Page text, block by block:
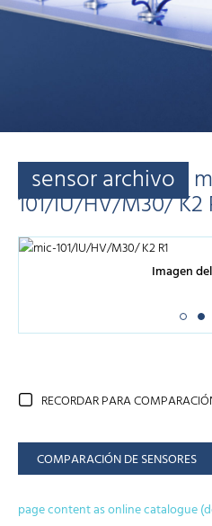
sensor archivo
101/IU/HV/M30/ K2
Imagen
RECORDAR PARA
COMPARACIÓN DE SENSORES
page content as online catalogue